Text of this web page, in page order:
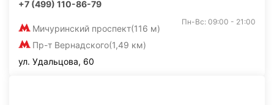
+7 (499) 110-86-79
Мичуринский проспект(116 м)
Пр-т Вернадского(1,49 км)
Пн-Вс: 09:00 - 21:00
ул. Удальцова, 60